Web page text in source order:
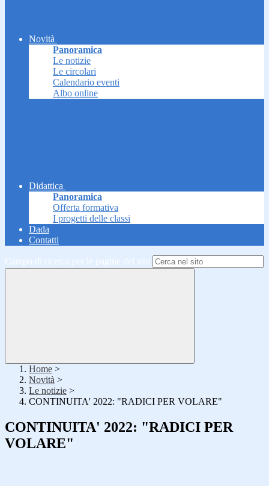
Novità
Panoramica
Le notizie
Le circolari
Calendario eventi
Albo online
Didattica
Panoramica
Offerta formativa
I progetti delle classi
Dada
Contatti
Campo di ricerca per le pagine del sito
Home >
Novità >
Le notizie >
CONTINUITA' 2022: "RADICI PER VOLARE"
CONTINUITA' 2022: "RADICI PER
VOLARE"